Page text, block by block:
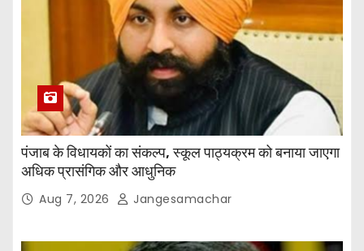
पंजाब के विधायकों का संकल्प, स्कूल पाठ्यक्रम को बनाया जाएगा
अधिक प्रासंगिक और आधुनिक
Aug 7, 2026 Jangesamachar